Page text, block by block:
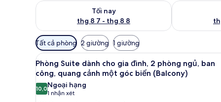
Tối nay
thg 8 7 - thg 8 8
Kiểm tra lượng phòng tối nay từ thg 8 7 - thg 8 8
Kiểm tra
Bộ
lọc
có
thể
dùng
để
Tất cả phòng 2 giường 1 giường
Xem
tất
cả
ảnh
5
Phòng Suite dành cho gia đình, 2 phòng ngủ, ban
công, quang cảnh một góc biển (Balcony)
10,010,0 trên 10
Ngoại hạng
1 nhận xét
(1